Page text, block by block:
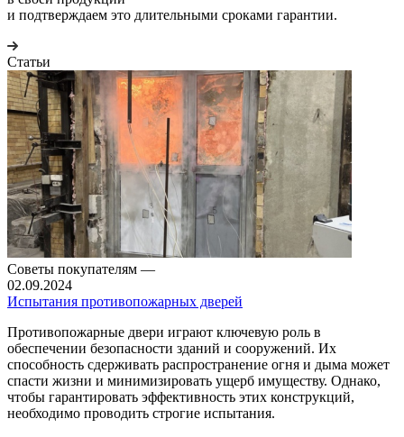
и подтверждаем это длительными сроками гарантии.
Статьи
Советы покупателям —
02.09.2024
Испытания противопожарных дверей
Противопожарные двери играют ключевую роль в
обеспечении безопасности зданий и сооружений. Их
способность сдерживать распространение огня и дыма может
спасти жизни и минимизировать ущерб имуществу. Однако,
чтобы гарантировать эффективность этих конструкций,
необходимо проводить строгие испытания.